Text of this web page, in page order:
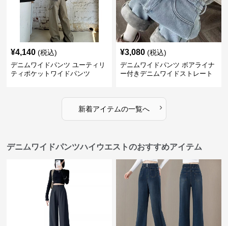
¥4,140 (税込)
デニムワイドパンツ ユーティリ
ティポケットワイドパンツ
¥3,080 (税込)
デニムワイドパンツ ボアライナ
ー付きデニムワイドストレート
新着アイテムの一覧へ ›
デニムワイドパンツハイウエストのおすすめアイテム